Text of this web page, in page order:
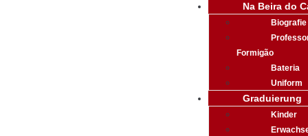
Na Beira do
Biografie
Formigão
Bateria
Uniform
Graduierung
Kinder